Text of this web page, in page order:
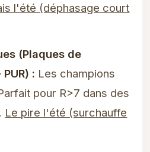
l'été (déphasage court
(Plaques de
: Les champions
pour R>7 dans des
Le pire l'été (surchauffe